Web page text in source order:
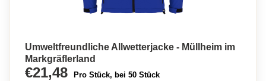
Umweltfreundliche Allwetterjacke - Müllheim im
Markgräflerland
€21,48 Pro Stück, bei 50 Stück